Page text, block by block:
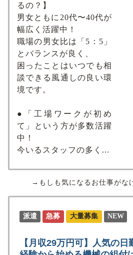
るの？】
男女ともに20代〜40代が
幅広く活躍中！
職場の男女比は「5：5」
とバランスが良く、
困ったことはいつでも相
談できる風通しの良い環
境です。
●「工場ワークが初め
て」という方が多数活躍
中！
今いるスタッフの多く...
→もしも気になるお仕事がな
派遣 急募 大量募集 NEW
【月収29万円可】人気の日